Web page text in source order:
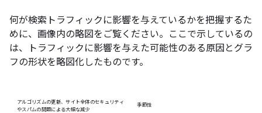
何が検索トラフィックに影響を与えているかを把握するた
めに、画像内の略図をご覧ください。ここで示しているの
は、トラフィックに影響を与えた可能性のある原因とグラ
フの形状を略図化したものです。
アルゴリズムの更新、サイト全体のセキュリティ
やスパムの問題による大幅な減少
季節性